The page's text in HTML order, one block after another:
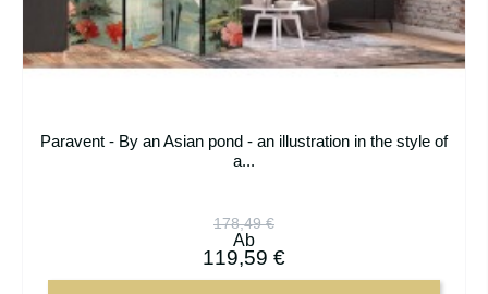
Paravent - By an Asian pond - an illustration in the style of
a...
178,49 €
Ab
119,59 €